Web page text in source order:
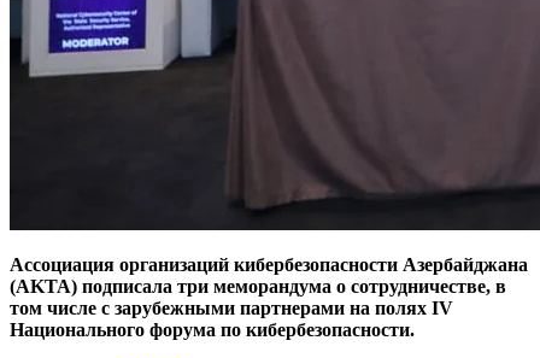
Ассоциация организаций кибербезопасности Азербайджана
(AKTA) подписала три меморандума о сотрудничестве, в
том числе с зарубежными партнерами на полях IV
Национального форума по кибербезопасности.